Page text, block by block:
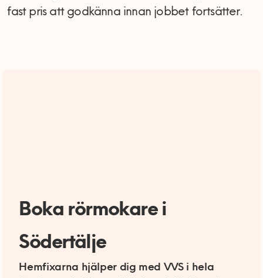
fast pris att godkänna innan jobbet fortsätter.
Boka rörmokare i
Södertälje
Hemfixarna hjälper dig med VVS i hela